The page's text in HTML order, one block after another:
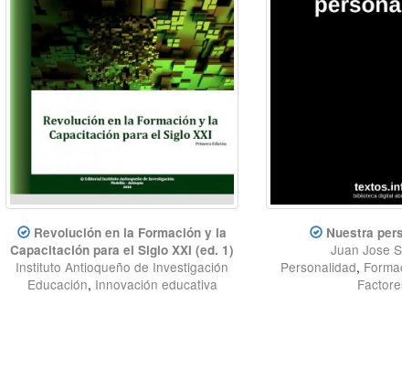
Revolución en la Formación y la
Capacitación para el Siglo XXI (ed. 1)
Instituto Antioqueño de Investigación
Educación, Innovación educativa
Nuestra
Juan Jose
Personalidad,